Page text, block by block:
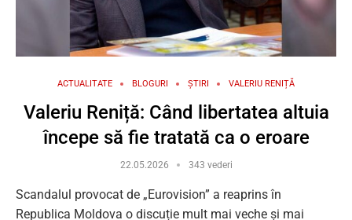
ACTUALITATE BLOGURI ȘTIRI VALERIU RENIȚĂ
Valeriu Reniță: Când libertatea altuia
începe să fie tratată ca o eroare
22.05.2026 343 vederi
Scandalul provocat de „Eurovision” a reaprins în
Republica Moldova o discuție mult mai veche și mai